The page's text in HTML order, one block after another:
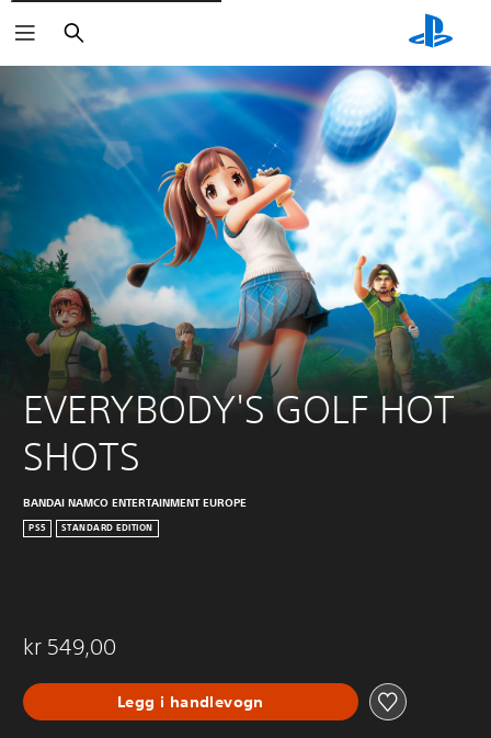
Søk
EVERYBODY'S GOLF HOT
SHOTS
BANDAI NAMCO ENTERTAINMENT EUROPE
PS5 STANDARD EDITION
kr 549,00
Legg i handlevogn